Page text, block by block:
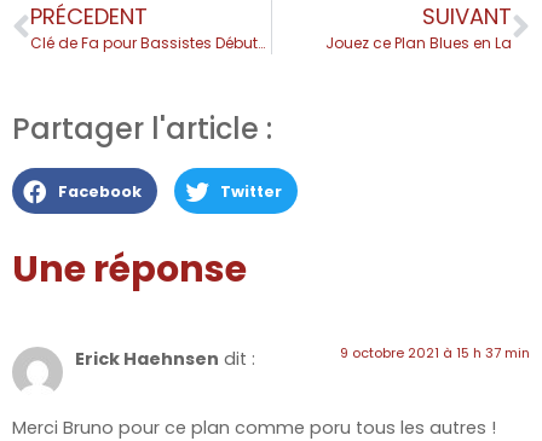
PRÉCEDENT
Clé de Fa pour Bassistes Débutants 🎸 Cours 1
SUIVANT
Jouez ce Plan Blues en La
Partager l'article :
Facebook Twitter
Une réponse
Erick Haehnsen dit : 9 octobre 2021 à 15 h 37 min
Merci Bruno pour ce plan comme poru tous les autres !